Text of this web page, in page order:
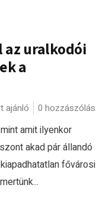
uralkodói
a
ajánló 0 hozzászólás
amit ilyenkor
akad pár állandó
fővárosi